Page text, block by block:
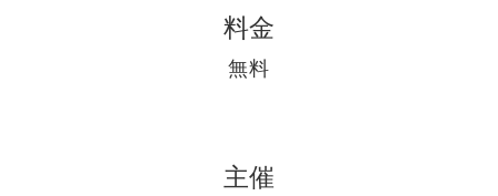
料金
無料
主催